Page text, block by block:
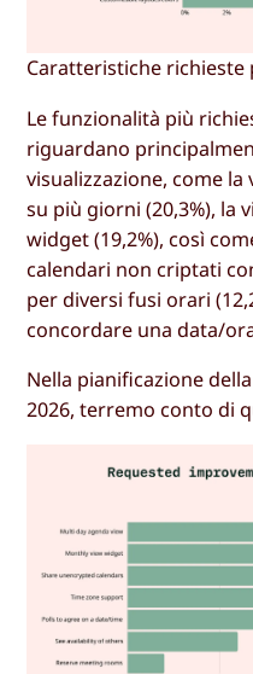
Caratteristiche richieste
Le funzionalità più
riguardano
visualizzazione, come la
su più giorni (20,3%), la
widget (19,2%), così
calendari non criptati
per diversi fusi orari
concordare una data/
Nella pianificazione
2026, terremo conto di